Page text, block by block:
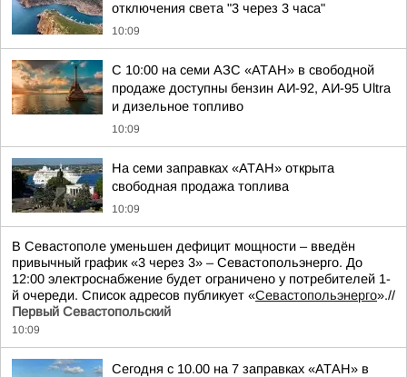
отключения света "3 через 3 часа"
10:09
С 10:00 на семи АЗС «АТАН» в свободной
продаже доступны бензин АИ-92, АИ-95 Ultra
и дизельное топливо
10:09
На семи заправках «АТАН» открыта
свободная продажа топлива
10:09
В Севастополе уменьшен дефицит мощности – введён
привычный график «3 через 3» – Севастопольэнерго. До
12:00 электроснабжение будет ограничено у потребителей 1-
й очереди. Список адресов публикует «Севастопольэнерго».//
Первый Севастопольский
10:09
Сегодня с 10.00 на 7 заправках «АТАН» в